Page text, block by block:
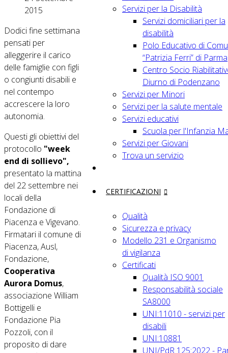
Servizi per la Disabilità
Servizi domiciliari per la
disabilità
Polo Educativo di
“Patrizia Ferri” di Parma
Centro Socio
Diurno di Podenzano
Servizi per Minori
Servizi per la salute mentale
Servizi educativi
Scuola per l'Infanzia
Servizi per Giovani
Trova un servizio
CERTIFICAZIONI
Qualità
Sicurezza e privacy
Modello 231 e Organismo
di vigilanza
Certificati
Qualità ISO 9001
Responsabilità sociale
SA8000
UNI:11010 - servizi per
disabili
UNI:10881
UNI/PdR 125:2022 -
2015
Dodici fine settimana
pensati per
alleggerire il carico
delle famiglie con figli
o congiunti disabili e
nel contempo
accrescere la loro
autonomia.
Questi gli obiettivi del
protocollo "week
end di sollievo",
presentato la mattina
del 22 settembre nei
locali della
Fondazione di
Piacenza e Vigevano.
Firmatari il comune di
Piacenza, Ausl,
Fondazione,
Cooperativa
Aurora Domus,
associazione William
Bottigelli e
Fondazione Pia
Pozzoli, con il
proposito di dare